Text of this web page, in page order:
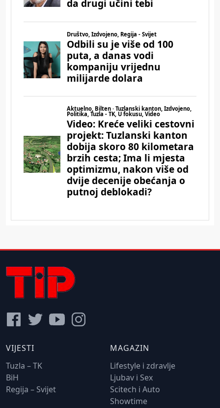
VIJESTI
Tuzla – TK
BiH
Regija – Svijet
MAGAZIN
Lifestyle i zdravlje
Ljubav i Sex
Scitech i Auto
Showtime